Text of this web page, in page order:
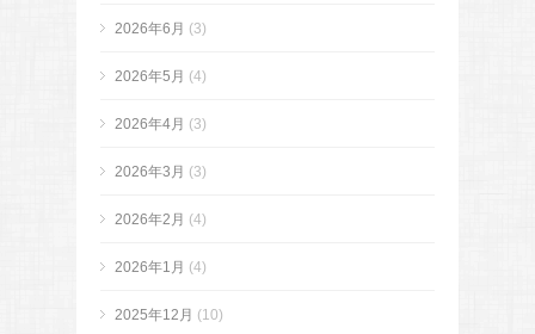
2026年6月 (3)
2026年5月 (4)
2026年4月 (3)
2026年3月 (3)
2026年2月 (4)
2026年1月 (4)
2025年12月 (10)